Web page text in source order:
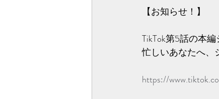
【お知らせ！】
TikTok第5話の本
忙しいあなたへ、
https://